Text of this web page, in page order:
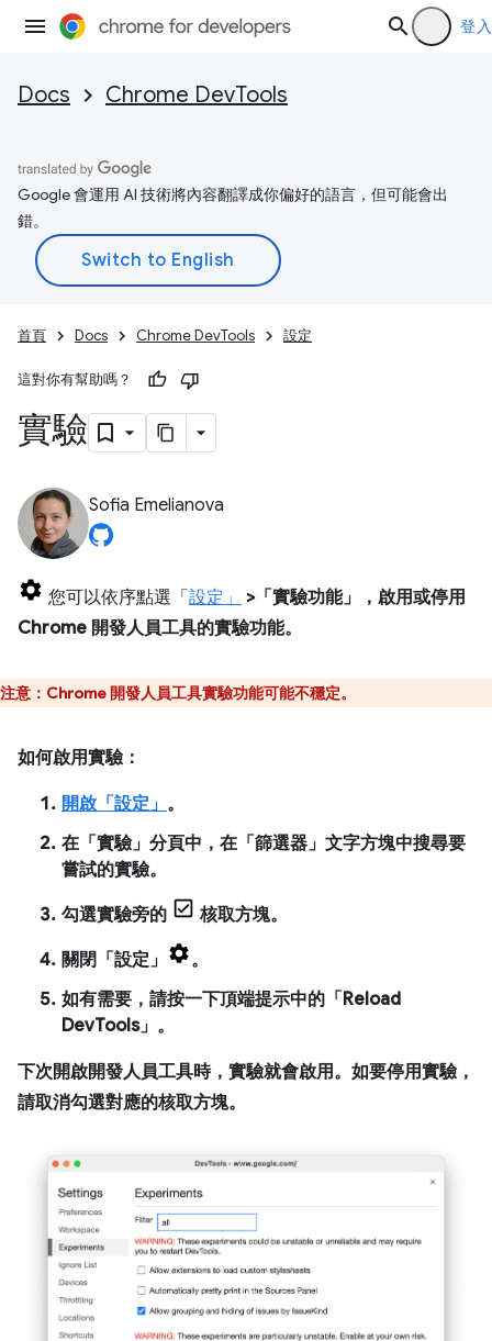
登入
Docs Chrome DevTools
Google 會運用 AI 技術將內容翻譯成你偏好的語言，但可能會出
錯。
首頁 Docs Chrome DevTools 設定
這對你有幫助嗎？
實驗
Sofia Emelianova
您可以依序點選「 設定」 >「實驗功能」
，啟用或停用
Chrome 開發人員工具的實驗功能。
注意： Chrome 開發人員工具實驗功能可能不穩定。
如何啟用實驗：
開啟「設定」 。
在「實驗」 分頁中，在「篩選器」 文字方塊中搜尋要
嘗試的實驗。
勾選實驗旁的 核取方塊。
關閉「設定」
。
如有需要，請按一下頂端提示中的「Reload
DevTools」 。
下次開啟開發人員工具時，實驗就會啟用。如要停用實驗，
請取消勾選對應的核取方塊。